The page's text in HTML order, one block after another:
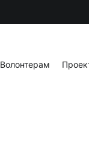
Волонтерам